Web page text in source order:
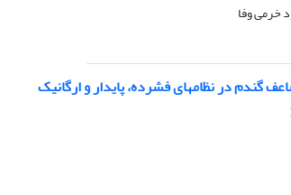
خرمی وفا
گندم در نظام‏های فشرده، پایدار و ارگانیک